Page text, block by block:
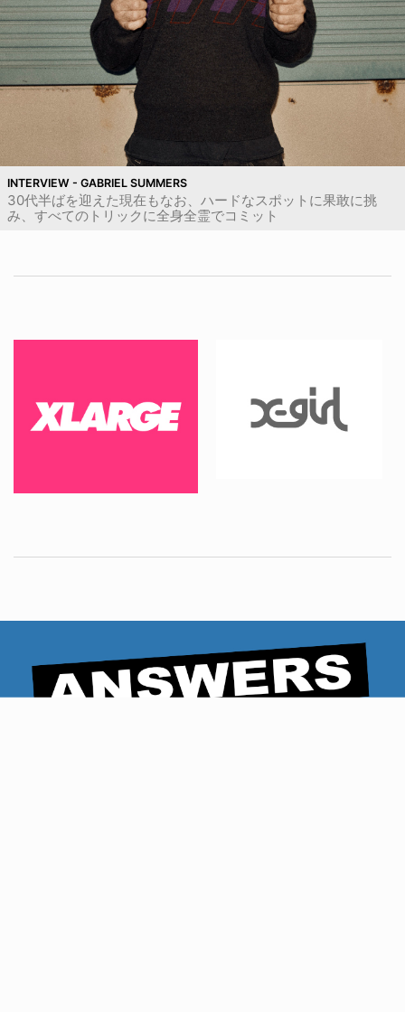
INTERVIEW - GABRIEL SUMMERS
30代半ばを迎えた現在もなお、ハードなスポットに果敢に挑
み、すべてのトリックに全身全霊でコミット